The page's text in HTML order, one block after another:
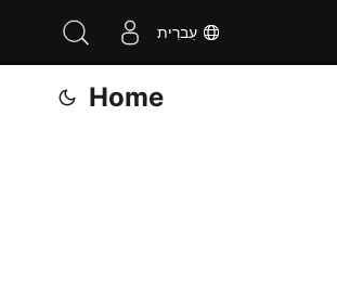
עִברִית
Home